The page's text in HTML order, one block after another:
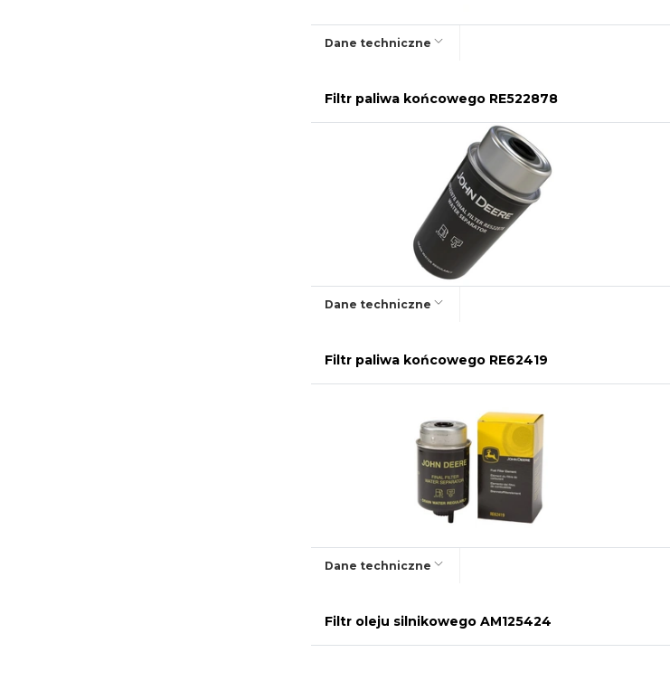
Dane techniczne
Filtr paliwa końcowego RE522878
Dane techniczne
Filtr paliwa końcowego RE62419
Dane techniczne
Filtr oleju silnikowego AM125424